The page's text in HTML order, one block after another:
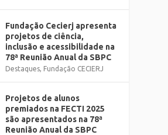
Fundação Cecierj apresenta
projetos de ciência,
inclusão e acessibilidade na
78ª Reunião Anual da SBPC
Destaques, Fundação CECIERJ
Projetos de alunos
premiados na FECTI 2025
são apresentados na 78ª
Reunião Anual da SBPC